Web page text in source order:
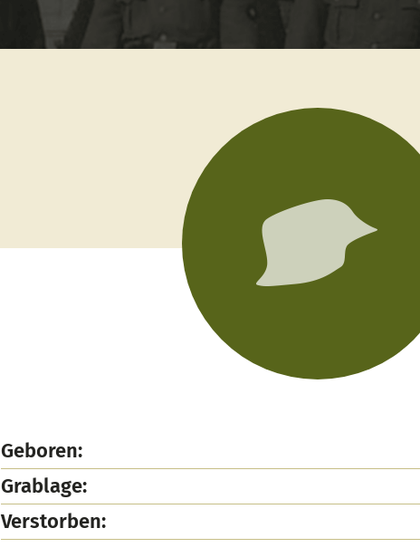
Geboren:
Grablage:
Verstorben: